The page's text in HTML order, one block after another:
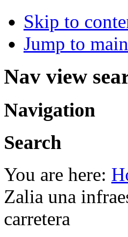
Skip to
Jump to
Nav view
Navigation
Search
You are here:
Zalia una
carretera